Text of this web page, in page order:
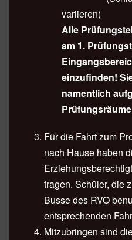
variieren)
Alle
am 1.
einzufinden!
namentlich
Für die Fahrt zum
nach Hause haben
tragen. Schüler, die
Busse des RVO
entsprechenden
Mitzubringen sind